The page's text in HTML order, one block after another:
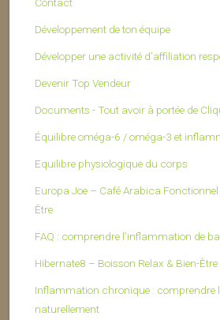
Développement de ton équipe
Développer une activité d’affiliation
Devenir Top Vendeur
Documents - Tout avoir à portée de
Équilibre oméga-6 / oméga-3 et
Equilibre physiologique du corps
Europa Joe – Café Arabica
Être
FAQ : comprendre l’inflammation de
Hibernate8 – Boisson Relax & Bien-
Inflammation chronique : comprendre
naturellement